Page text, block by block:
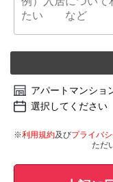
アパートマンシ
選択してください
※利用規約及びプライバ
ただ